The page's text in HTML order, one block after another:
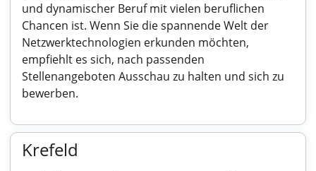
und dynamischer Beruf mit vielen beruflichen
Chancen ist. Wenn Sie die spannende Welt der
Netzwerktechnologien erkunden möchten,
empfiehlt es sich, nach passenden
Stellenangeboten Ausschau zu halten und sich zu
bewerben.
Krefeld